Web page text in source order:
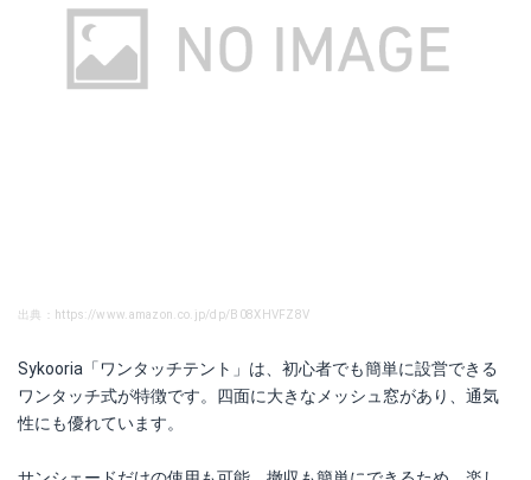
出典：https://www.amazon.co.jp/dp/B08XHVFZ8V
Sykooria「ワンタッチテント」は、初心者でも簡単に設営できる
ワンタッチ式が特徴です。四面に大きなメッシュ窓があり、通気
性にも優れています。